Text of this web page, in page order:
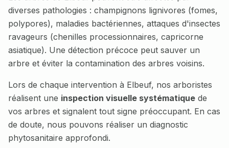
diverses pathologies : champignons lignivores (fomes,
polypores), maladies bactériennes, attaques d'insectes
ravageurs (chenilles processionnaires, capricorne
asiatique). Une détection précoce peut sauver un
arbre et éviter la contamination des arbres voisins.
Lors de chaque intervention à Elbeuf, nos arboristes
réalisent une inspection visuelle systématique de
vos arbres et signalent tout signe préoccupant. En cas
de doute, nous pouvons réaliser un diagnostic
phytosanitaire approfondi.